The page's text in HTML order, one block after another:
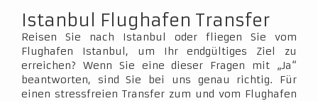
Istanbul Flughafen Transfer
Reisen Sie nach Istanbul oder fliegen Sie vom
Flughafen Istanbul, um Ihr endgültiges Ziel zu
erreichen? Wenn Sie eine dieser Fragen mit „Ja“
beantworten, sind Sie bei uns genau richtig. Für
einen stressfreien Transfer zum und vom Flughafen